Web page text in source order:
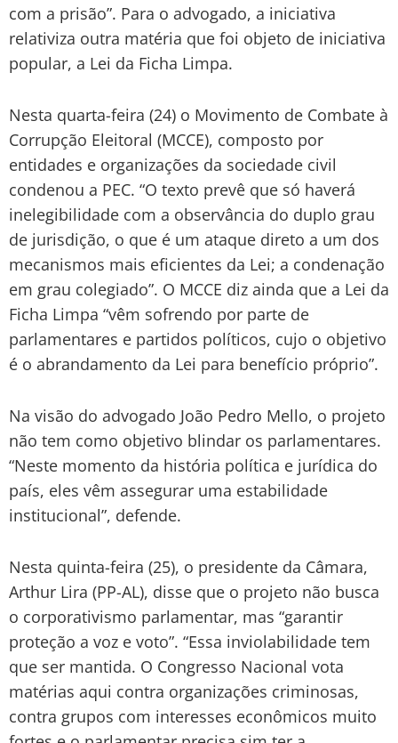
com a prisão”. Para o advogado, a iniciativa
relativiza outra matéria que foi objeto de iniciativa
popular, a Lei da Ficha Limpa.
Nesta quarta-feira (24) o Movimento de Combate à
Corrupção Eleitoral (MCCE), composto por
entidades e organizações da sociedade civil
condenou a PEC. “O texto prevê que só haverá
inelegibilidade com a observância do duplo grau
de jurisdição, o que é um ataque direto a um dos
mecanismos mais eficientes da Lei; a condenação
em grau colegiado”. O MCCE diz ainda que a Lei da
Ficha Limpa “vêm sofrendo por parte de
parlamentares e partidos políticos, cujo o objetivo
é o abrandamento da Lei para benefício próprio”.
Na visão do advogado João Pedro Mello, o projeto
não tem como objetivo blindar os parlamentares.
“Neste momento da história política e jurídica do
país, eles vêm assegurar uma estabilidade
institucional”, defende.
Nesta quinta-feira (25), o presidente da Câmara,
Arthur Lira (PP-AL), disse que o projeto não busca
o corporativismo parlamentar, mas “garantir
proteção a voz e voto”. “Essa inviolabilidade tem
que ser mantida. O Congresso Nacional vota
matérias aqui contra organizações criminosas,
contra grupos com interesses econômicos muito